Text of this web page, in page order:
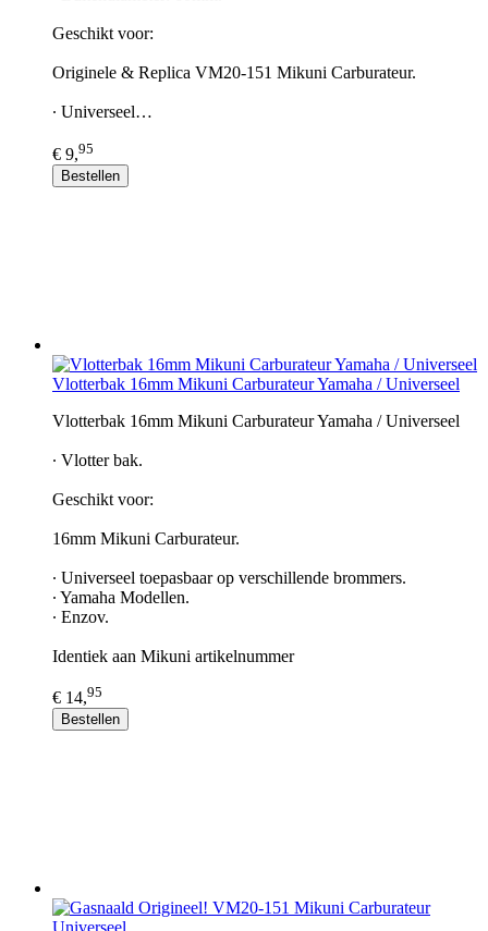
Geschikt voor:
Originele & Replica VM20-151 Mikuni Carburateur.
∙ Universeel…
€ 9,95
Bestellen
Vlotterbak 16mm Mikuni Carburateur Yamaha / Universeel
Vlotterbak 16mm Mikuni Carburateur Yamaha / Universeel
∙ Vlotter bak.
Geschikt voor:
16mm Mikuni Carburateur.
∙ Universeel toepasbaar op verschillende brommers.
∙ Yamaha Modellen.
∙ Enzov.
Identiek aan Mikuni artikelnummer
€ 14,95
Bestellen